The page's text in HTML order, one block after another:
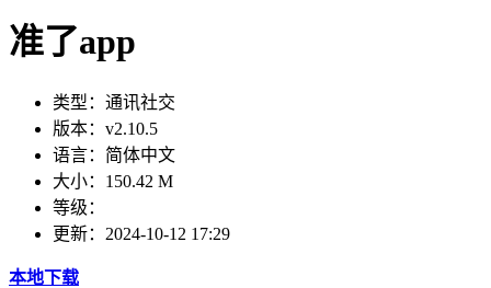
准了app
类型： 通讯社交
版本： v2.10.5
语言： 简体中文
大小： 150.42 M
等级：
更新： 2024-10-12 17:29
本地下载